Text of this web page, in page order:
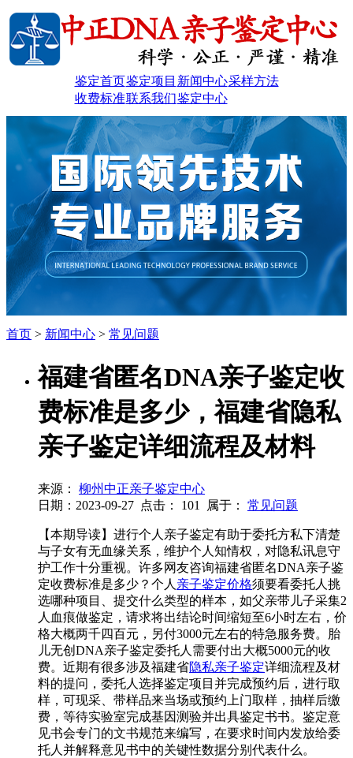
鉴定首页鉴定项目 新闻中心采样方法
收费标准联系我们鉴定中心
首页 > 新闻中心 > 常见问题
福建省匿名DNA亲子鉴定收
费标准是多少，福建省隐私
亲子鉴定详细流程及材料
来源：
柳州中正亲子鉴定中心
日期：2023-09-27 点击： 101 属于： 常见问题
【本期导读】进行个人亲子鉴定有助于委托方私下清楚
与子女有无血缘关系，维护个人知情权，对隐私讯息守
护工作十分重视。许多网友咨询福建省匿名DNA亲子鉴
定收费标准是多少？个人 亲子鉴定价格须要看委托人挑
选哪种项目、提交什么类型的样本，如父亲带儿子采集2
人血痕做鉴定，请求将出结论时间缩短至6小时左右，价
格大概两千四百元，另付3000元左右的特急服务费。胎
儿无创DNA亲子鉴定委托人需要付出大概5000元的收
费。近期有很多涉及福建省隐私亲子鉴定详细流程及材
料的提问，委托人选择鉴定项目并完成预约后，进行取
样，可现采、带样品来当场或预约上门取样，抽样后缴
费，等待实验室完成基因测验并出具鉴定书书。鉴定意
见书会专门的文书规范来编写，在要求时间内发放给委
托人并解释意见书中的关键性数据分别代表什么。